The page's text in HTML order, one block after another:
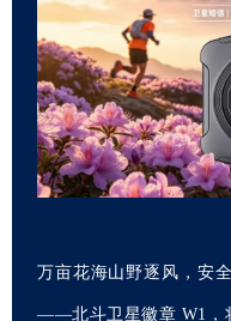
万亩花海山野逐风，安
——北斗卫星徽章 W1，